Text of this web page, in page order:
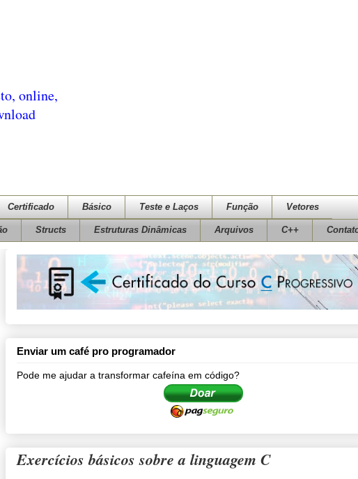
online,
Certificado Básico Teste e Laços Função Vetores
Structs Estruturas Dinâmicas Arquivos C++
Enviar um café pro programador
Pode me ajudar a transformar cafeína em código?
Exercícios básicos sobre a linguagem C